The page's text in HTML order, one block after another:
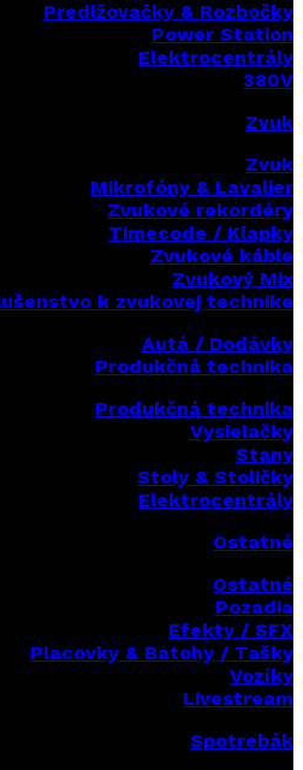
Predlžovačky & Rozbočky
Power Station
Elektrocentrály
380V
Zvuk
Zvuk
Mikrofóny & Lavalier
Zvukové rekordéry
Timecode / Klapky
Zvukové káble
Zvukový Mix
k zvukovej technike
Autá / Dodávky
Produkčná technika
Produkčná technika
Vysielačky
Stany
Stoly & Stoličky
Elektrocentrály
Ostatné
Ostatné
Pozadia
Efekty / SFX
Placovky & Batohy / Tašky
Vozíky
Livestream
Spotrebák